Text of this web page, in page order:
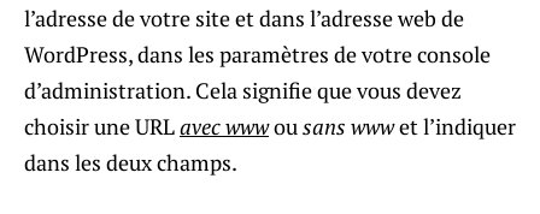
l’adresse de votre site et dans l’adresse web de
WordPress, dans les paramètres de votre console
d’administration. Cela signifie que vous devez
choisir une URLavec wwwou sans wwwet l’indiquer
dans les deux champs.